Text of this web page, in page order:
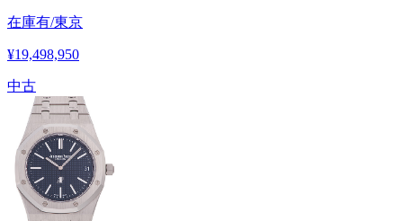
在庫有/東京
¥19,498,950
中古